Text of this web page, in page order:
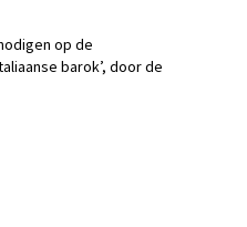
op de
barok’, door de